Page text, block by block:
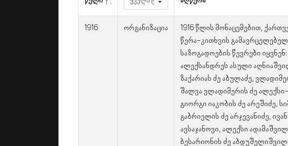
1916 ორგანიზაცია
1916 წლის მონაცემებით,
წერა-კითხვის
საზოგადოების წევრები იყვნენ:
ალექსანდრეს ასული
ზაქარიას ძე აბულაძე,
შალვა ვლადიმერის ძე
გიორგი იაკობის ძე არეშიძე,
გაბრიელის ძე არჯევანიძე,
ავსაჯანოვი, ალექსი
ბესარიონის ძე